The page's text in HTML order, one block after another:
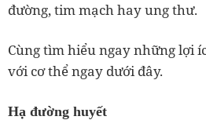
đường, tim mạch hay ung thư.
Cùng tìm hiểu ngay những lợi
với cơ thể ngay dưới đây.
Hạ đường huyết